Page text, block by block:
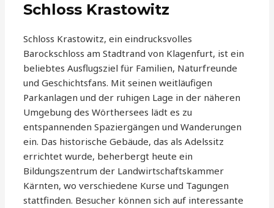
Schloss Krastowitz
Schloss Krastowitz, ein eindrucksvolles
Barockschloss am Stadtrand von Klagenfurt, ist ein
beliebtes Ausflugsziel für Familien, Naturfreunde
und Geschichtsfans. Mit seinen weitläufigen
Parkanlagen und der ruhigen Lage in der näheren
Umgebung des Wörthersees lädt es zu
entspannenden Spaziergängen und Wanderungen
ein. Das historische Gebäude, das als Adelssitz
errichtet wurde, beherbergt heute ein
Bildungszentrum der Landwirtschaftskammer
Kärnten, wo verschiedene Kurse und Tagungen
stattfinden. Besucher können sich auf interessante